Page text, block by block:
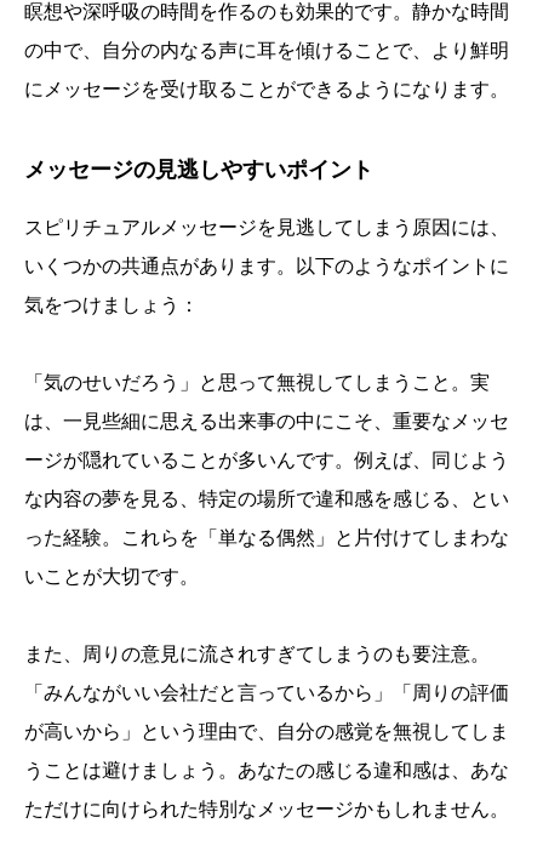
瞑想や深呼吸の時間を作るのも効果的です。静かな時間
の中で、自分の内なる声に耳を傾けることで、より鮮明
にメッセージを受け取ることができるようになります。
メッセージの見逃しやすいポイント
スピリチュアルメッセージを見逃してしまう原因には、
いくつかの共通点があります。以下のようなポイントに
気をつけましょう：
「気のせいだろう」と思って無視してしまうこと。実
は、一見些細に思える出来事の中にこそ、重要なメッセ
ージが隠れていることが多いんです。例えば、同じよう
な内容の夢を見る、特定の場所で違和感を感じる、とい
った経験。これらを「単なる偶然」と片付けてしまわな
いことが大切です。
また、周りの意見に流されすぎてしまうのも要注意。
「みんながいい会社だと言っているから」「周りの評価
が高いから」という理由で、自分の感覚を無視してしま
うことは避けましょう。あなたの感じる違和感は、あな
ただけに向けられた特別なメッセージかもしれません。